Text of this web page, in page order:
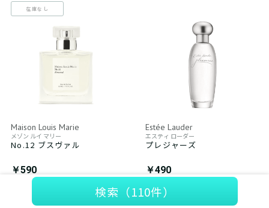
検索 （110件）
在庫なし
Maison Louis Marie
メゾン ルイ マリー
No.12 ブスヴァル
￥590
Estée Lauder
エスティ ローダー
プレジャーズ
￥490
フローラル